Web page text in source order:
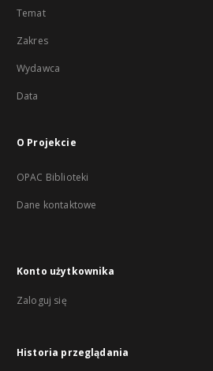
Temat
Zakres
Wydawca
Data
O Projekcie
OPAC Biblioteki
Dane kontaktowe
Konto użytkownika
Zaloguj się
Historia przeglądania